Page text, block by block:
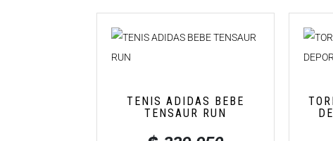
TENIS ADIDAS BEBE
TENSAUR RUN